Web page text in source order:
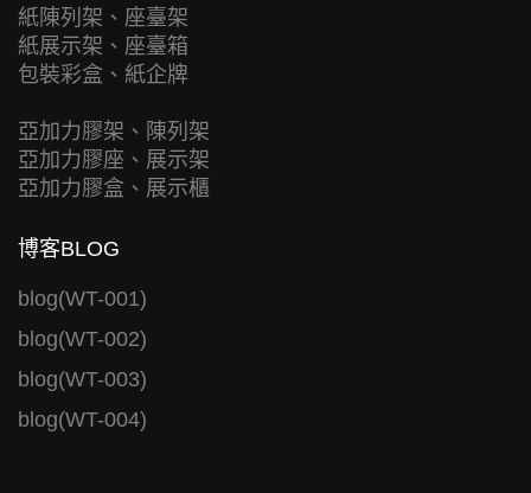
紙陳列架、座臺架
紙展示架、座臺箱
包裝彩盒、紙企牌
亞加力膠架、陳列架
亞加力膠座、展示架
亞加力膠盒、展示櫃
博客BLOG
blog(WT-001)
blog(WT-002)
blog(WT-003)
blog(WT-004)